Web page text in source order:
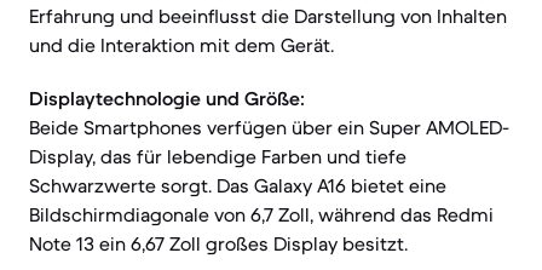
Erfahrung und beeinflusst die Darstellung von Inhalten
und die Interaktion mit dem Gerät.
Displaytechnologie und Größe:
Beide Smartphones verfügen über ein Super AMOLED-
Display, das für lebendige Farben und tiefe
Schwarzwerte sorgt. Das Galaxy A16 bietet eine
Bildschirmdiagonale von 6,7 Zoll, während das Redmi
Note 13 ein 6,67 Zoll großes Display besitzt.